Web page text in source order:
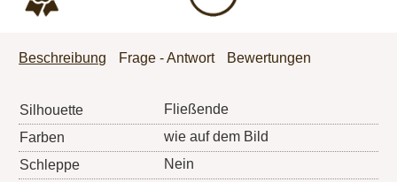
Beschreibung Frage - Antwort Bewertungen
Silhouette
Fließende
Farben
wie auf dem Bild
Schleppe
Nein